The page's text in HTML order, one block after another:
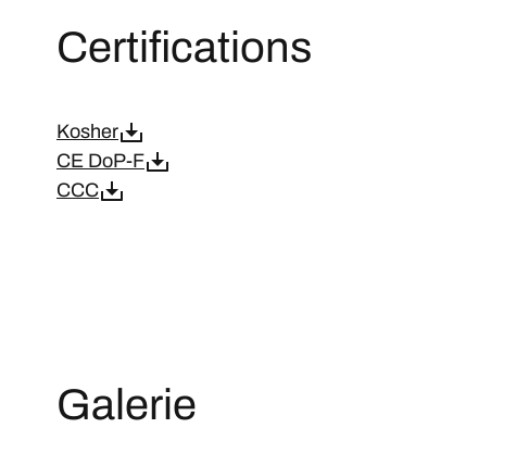
Certifications
Kosher
CE DoP-F
CCC
Galerie